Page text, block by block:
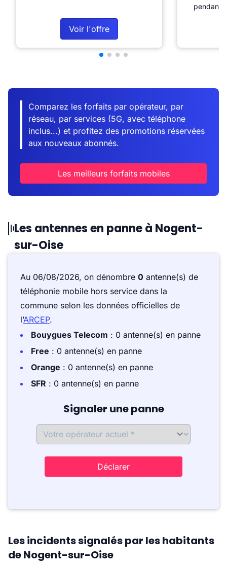
Voir l'offre
pendant
Comparez les forfaits par opérateur, par
réseau, par services (5G, avec téléphone
inclus...) et profitez des promotions réservées
aux nouveaux abonnés.
Les meilleurs forfaits mobiles
Les antennes en panne à Nogent-
sur-Oise
Au 06/08/2026, on dénombre 0 antenne(s) de
téléphonie mobile hors service dans la
commune selon les données officielles de
l’ARCEP.
Bouygues Telecom : 0 antenne(s) en panne
Free : 0 antenne(s) en panne
Orange : 0 antenne(s) en panne
SFR : 0 antenne(s) en panne
Signaler une panne
Déclarer
Les incidents signalés par les habitants
de Nogent-sur-Oise